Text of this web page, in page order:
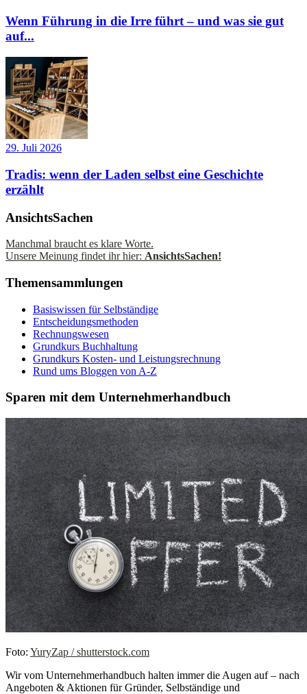
Wenn Führung in die Irre führt – und was sie gut
auf...
29. Juli 2026
Tradis: wenn der Laden selbst eine Geschichte
erzählt
AnsichtsSachen
Manchmal braucht es klare Worte.
Unsere Meinung findet ihr hier: AnsichtsSachen!
Themensammlungen
Basiswissen für Selbständige
Entscheidungsmethoden
Rechnungswesen
Grundkurs Buchhaltung
Grundkurs Kosten- und Leistungsrechnung
Rund ums Bloggen von A-Z
Sparen mit dem Unternehmerhandbuch
Foto: YuryZap / shutterstock.com
Wir vom Unternehmerhandbuch halten immer die Augen auf – nach
Angeboten & Aktionen für Gründer, Selbständige und